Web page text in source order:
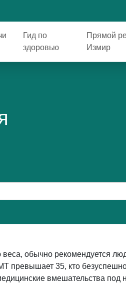
Гид по
здоровью
Прямой
Измир
обычно рекомендуется
превышает 35, кто
вмешательства под